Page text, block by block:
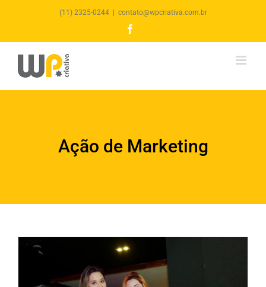
(11) 2325-0244 contato@wpcriativa.com.br
Ação de Marketing